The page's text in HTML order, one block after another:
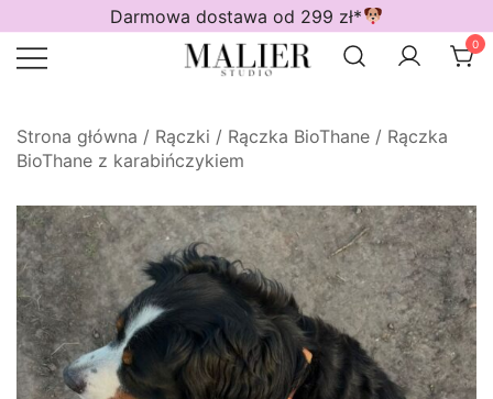
do
treści
Darmowa dostawa od 299 zł*
0
Strona główna / Rączki / Rączka BioThane / Rączka
BioThane z karabińczykiem